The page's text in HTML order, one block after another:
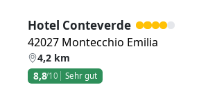
Hotel Conteverde
42027 Montecchio Emilia
4,2 km
8,8/10 Sehr gut